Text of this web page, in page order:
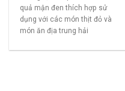
quả mận đen thích hợp sử
dụng với các món thịt đỏ và
món ăn địa trung hải